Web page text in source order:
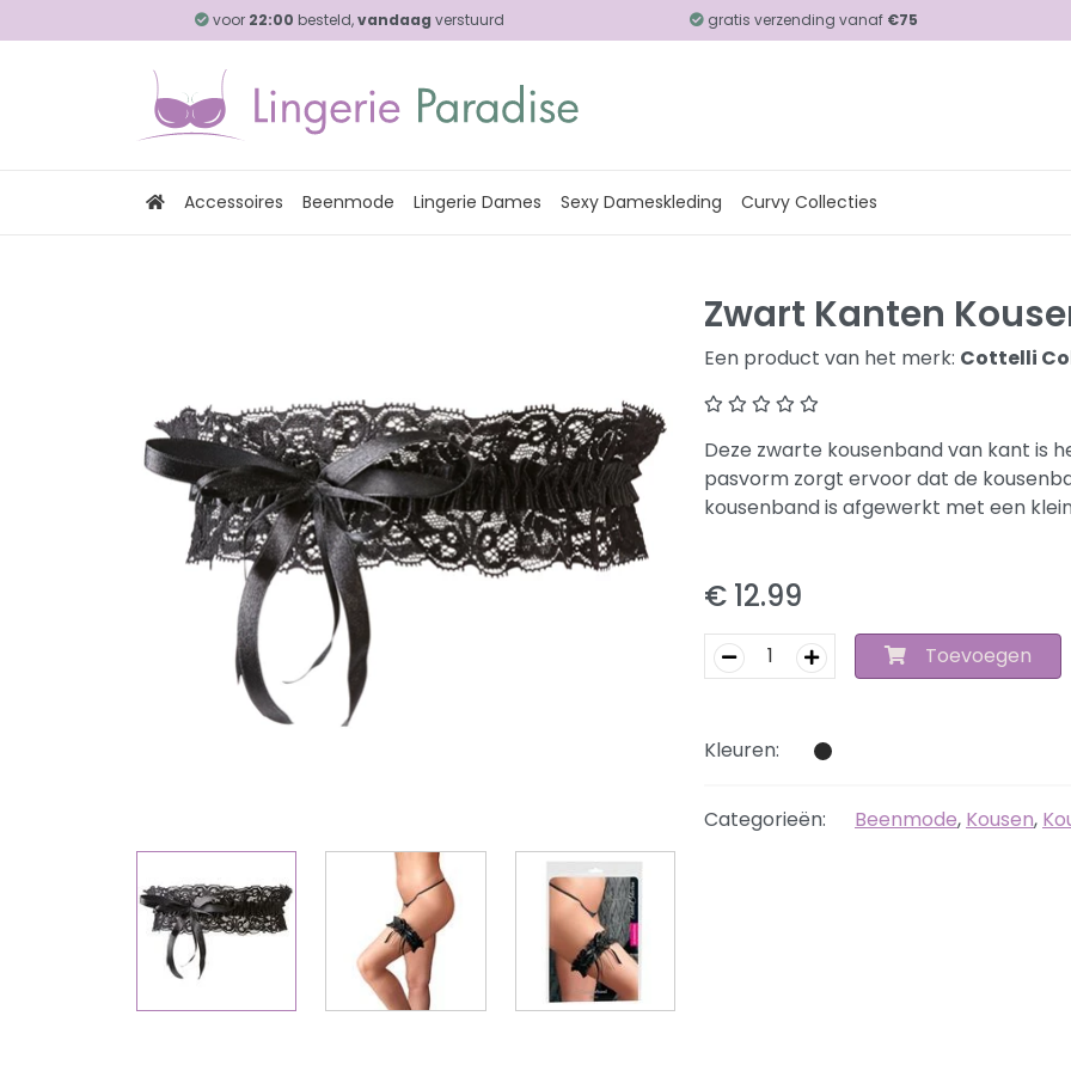
voor 22:00 besteld,vandaag verstuurd gratis verzending vanaf €75
Accessoires Beenmode Lingerie Dames Sexy Dameskleding Curvy Collecties
Zwart Kanten
Een product van het merk: Cottelli
​Deze zwarte kousenband van kant is
pasvorm zorgt ervoor dat de
kousenband is afgewerkt met een
€ 12.99
Toevoegen
Kleuren:
Categorieën: Beenmode, Kousen,